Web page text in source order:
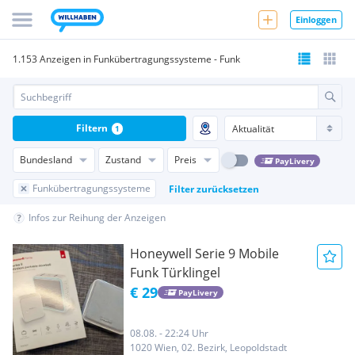
Einloggen
1.153 Anzeigen in Funkübertragungssysteme - Funk
Bundesland Zustand Preis PayLivery
Funkübertragungssysteme Filter zurücksetzen
Filtern 1
Infos zur Reihung der Anzeigen
Honeywell Serie 9 Mobile
Funk Türklingel
€ 29 PayLivery
08.08. - 22:24 Uhr
1020 Wien, 02. Bezirk, Leopoldstadt